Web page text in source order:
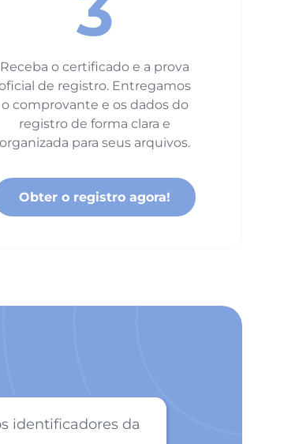
Receba o certificado e a prova
de registro. Entregamos
o comprovante e os dados do
registro de forma clara e
organizada para seus arquivos.
Obter o registro agora!
identificadores da